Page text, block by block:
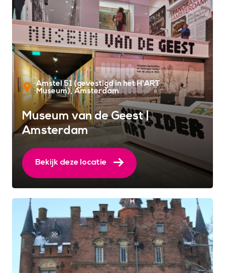
Amstel 51 (gevestigd in het H'ART
Museum) Amsterdam
Museum van de Geest |
Amsterdam
Bekijk deze locatie